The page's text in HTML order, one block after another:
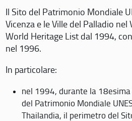
Il Sito del Patrimonio Mondiale
Vicenza e le Ville del Palladio
World Heritage List dal 1994,
nel 1996.
In particolare:
nel 1994, durante la
del Patrimonio Mondiale
Thailandia, il perimetro del